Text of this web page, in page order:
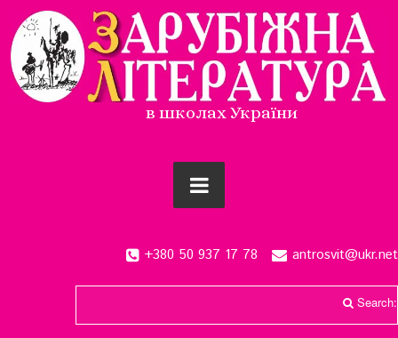
в школах України
+380 50 937 17 78 antrosvit@ukr.net
Search: